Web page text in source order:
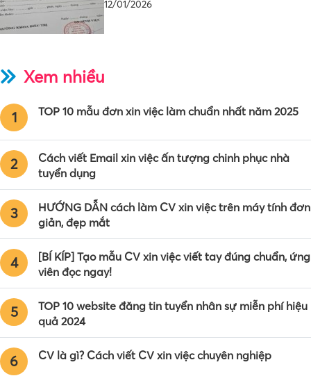
12/01/2026
Xem nhiều
1 TOP 10 mẫu đơn xin việc làm chuẩn nhất năm 2025
2
Cách viết Email xin việc ấn tượng chinh phục nhà
tuyển dụng
3
HƯỚNG DẪN cách làm CV xin việc trên máy tính đơn
giản, đẹp mắt
4
[BÍ KÍP] Tạo mẫu CV xin việc viết tay đúng chuẩn, ứng
viên đọc ngay!